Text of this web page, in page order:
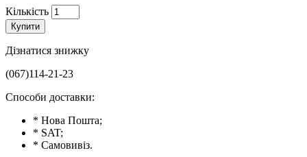
Кількість
Купити
Дізнатися знижку
(067)114-21-23
Способи доставки:
* Нова Пошта;
* SAT;
* Самовивіз.